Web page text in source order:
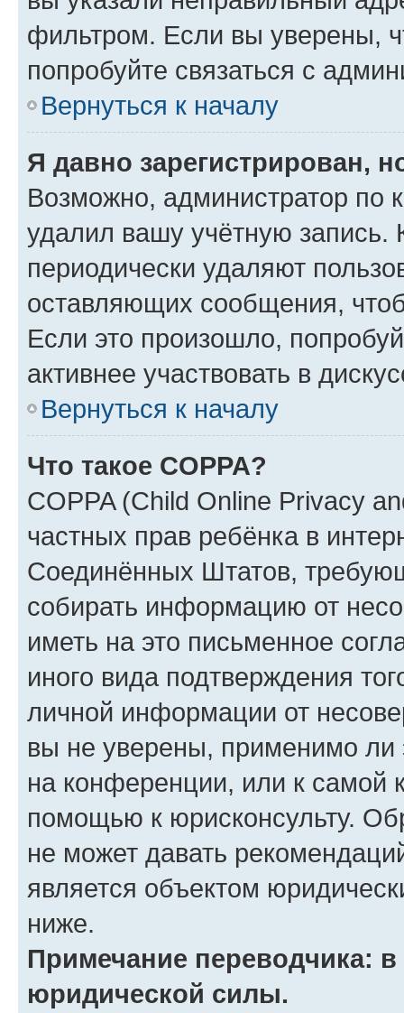
фильтром. Если вы уверены,
попробуйте связаться с
Вернуться к началу
Я давно зарегистрирован,
Возможно, администратор по
удалил вашу учётную запись.
периодически удаляют
оставляющих сообщения,
Если это произошло,
активнее участвовать в
Вернуться к началу
Что такое COPPA?
COPPA (Child Online Privacy
частных прав ребёнка в
Соединённых Штатов,
собирать информацию от
иметь на это письменное
иного вида подтверждения
личной информации от
вы не уверены, применимо ли
на конференции, или к самой
помощью к юрисконсульту.
не может давать
является объектом
ниже.
Примечание переводчика:
юридической силы.